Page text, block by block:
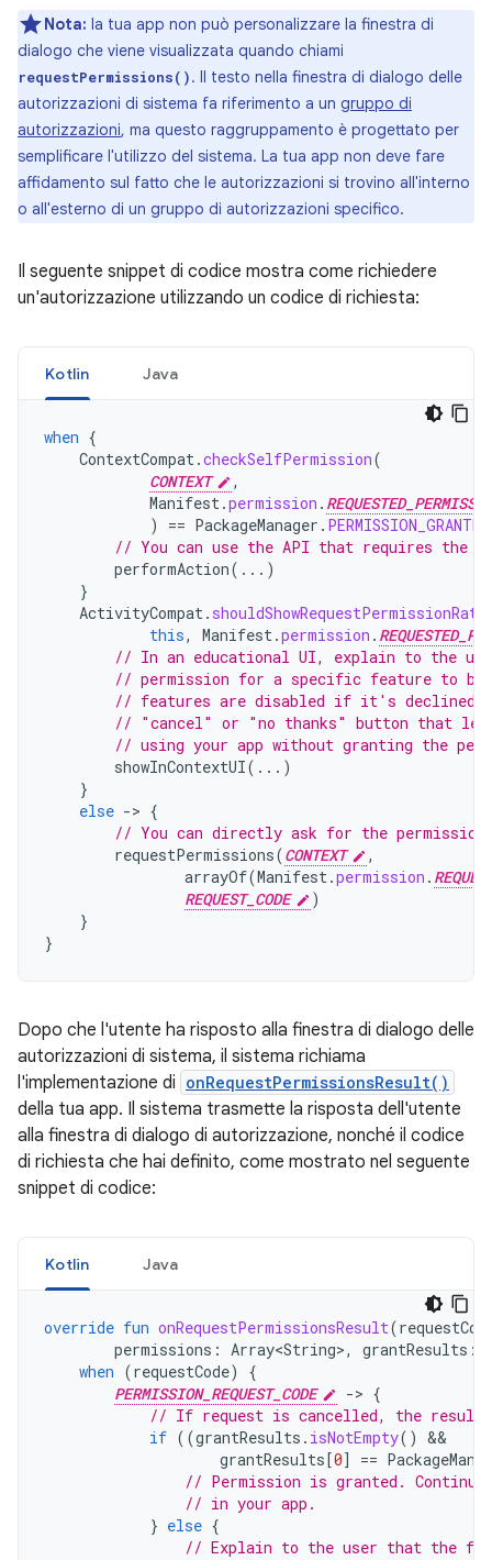
Nota: la tua app non può personalizzare la finestra di
dialogo che viene visualizzata quando chiami
requestPermissions(). Il testo nella finestra di dialogo delle
autorizzazioni di sistema fa riferimento a un gruppo di
autorizzazioni, ma questo raggruppamento è progettato per
semplificare l'utilizzo del sistema. La tua app non deve fare
affidamento sul fatto che le autorizzazioni si trovino all'interno
o all'esterno di un gruppo di autorizzazioni specifico.
Il seguente snippet di codice mostra come richiedere
un'autorizzazione utilizzando un codice di richiesta:
Kotlin Java
when {
ContextCompat.checkSelfPermission(
CONTEXT
,
Manifest.permission .
)
== PackageManager . PERMISSION_GRANTED
// You can use the API that requires the
performAction(...)
}
ActivityCompat.
this, Manifest.permission .
// In an educational UI, explain to the
// permission for a specific feature to
// features are disabled if it's
// "cancel" or "no thanks" button that
// using your app without granting the
showInContextUI(...)
}
else -> {
// You can directly ask for the
requestPermissions(CONTEXT
,
arrayOf(Manifest.permission .
REQUEST_CODE
)
}
}
Dopo che l'utente ha risposto alla finestra di dialogo delle
autorizzazioni di sistema, il sistema richiama
l'implementazione di onRequestPermissionsResult()
della tua app. Il sistema trasmette la risposta dell'utente
alla finestra di dialogo di autorizzazione, nonché il codice
di richiesta che hai definito, come mostrato nel seguente
snippet di codice:
Kotlin Java
override fun onRequestPermissionsResult(
permissions : Array<String>, grantResults :
when (requestCode)
{
PERMISSION_REQUEST_CODE
-> {
// If request is cancelled, the result
if ((grantResults . isNotEmpty()
grantResults [0] ==
// Permission is granted.
// in your app.
} else {
// Explain to the user that the